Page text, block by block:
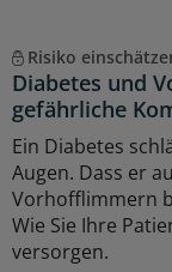
Risiko
Diabetes und
gefährliche
Ein Diabetes
Augen. Dass er
Vorhofflimmern
Wie Sie Ihre
versorgen.